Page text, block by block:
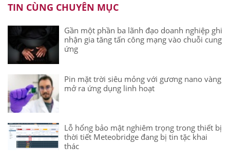
TIN CÙNG CHUYÊN MỤC
Gần một phần ba lãnh đạo doanh nghiệp ghi
nhận gia tăng tấn công mạng vào chuỗi cung
ứng
Pin mặt trời siêu mỏng với gương nano vàng
mở ra ứng dụng linh hoạt
Lỗ hổng bảo mật nghiêm trọng trong thiết bị
thời tiết Meteobridge đang bị tin tặc khai
thác